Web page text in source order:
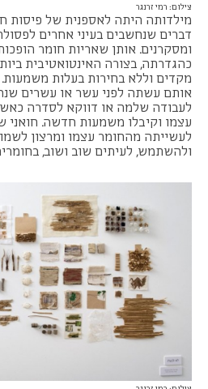
צילום: רמי זרנגר
מילדותה היתה לאספנית של פיסות
דברים שנחשבים בעיני אחרים
ומסקרנים. אותן שאריות חומר
כהגדרתה, בצורה האינטואטיבית
מקדים וללא בחירות בעלות משמעות.
אותם עשתה לפני עשר או עשרים
לעבודה שלמה או דווקא לסדרה
עצמו וקיבלו משמעות חדשה.
לעשייתה מהחומר עצמו ומרצון
ולהשתמש, לעיתים שוב ושוב,